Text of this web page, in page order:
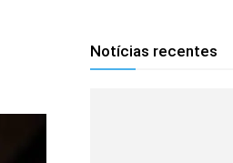
Notícias recentes